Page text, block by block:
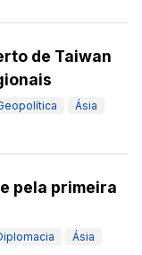
de Taiwan
Ásia
pela primeira
Ásia